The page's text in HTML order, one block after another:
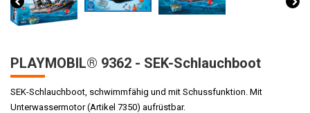
PLAYMOBIL® 9362 - SEK-Schlauchboot
SEK-Schlauchboot, schwimmfähig und mit Schussfunktion. Mit
Unterwassermotor (Artikel 7350) aufrüstbar.